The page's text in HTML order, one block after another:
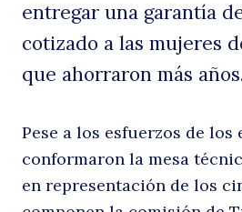
entregar una garantía
cotizado a las mujeres
que ahorraron más
Pese a los esfuerzos de los
conformaron la mesa
en representación de los